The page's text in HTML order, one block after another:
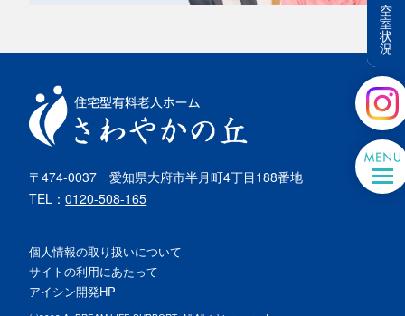
空
室
状
況
〒474-0037愛知県大府市半月町4丁目188番地
TEL：0120-508-165
個人情報の取り扱いについて
サイトの利用にあたって
アイシン開発HP